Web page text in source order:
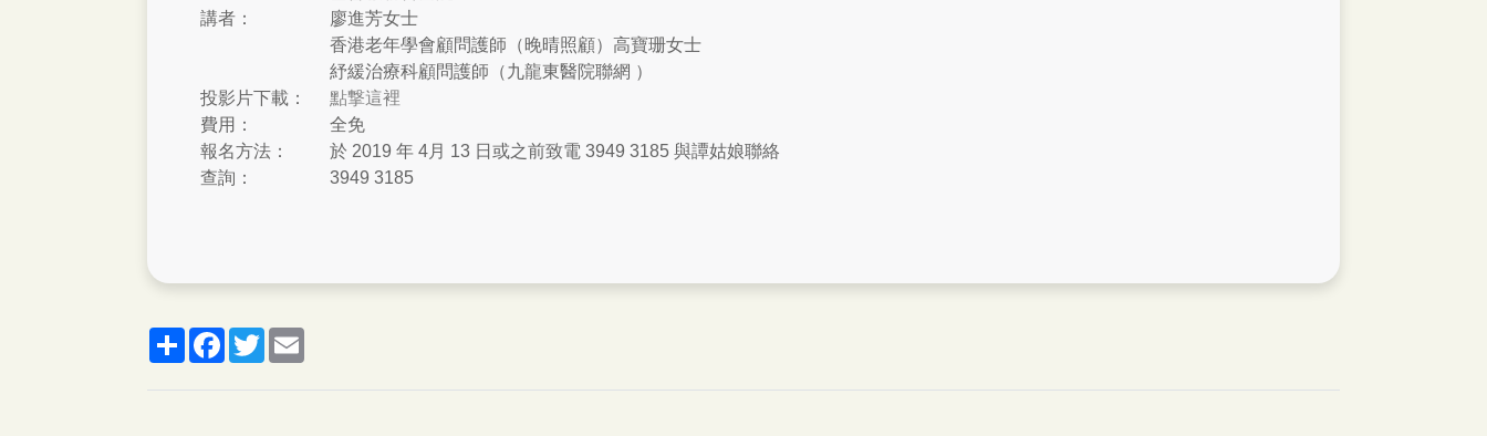
講者：
廖進芳女士
香港老年學會顧問護師（晚晴照顧）高寶珊女士
紓緩治療科顧問護師（九龍東醫院聯網 ）
投影片下載：
點撃這裡
費用：
全免
報名方法：
於 2019 年 4月 13 日或之前致電 3949 3185 與譚姑娘聯絡
查詢：
3949 3185
分
享
脸
书
推
特
郵